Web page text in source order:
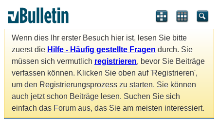
Wenn dies Ihr erster Besuch hier ist, lesen Sie bitte
zuerst die Hilfe - Häufig gestellte Fragen durch. Sie
müssen sich vermutlich registrieren, bevor Sie Beiträge
verfassen können. Klicken Sie oben auf 'Registrieren',
um den Registrierungsprozess zu starten. Sie können
auch jetzt schon Beiträge lesen. Suchen Sie sich
einfach das Forum aus, das Sie am meisten interessiert.